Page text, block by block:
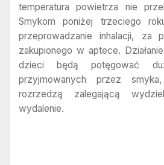
temperatura powietrza nie
Smykom poniżej trzeciego
przeprowadzanie inhalacji, za
zakupionego w aptece.
dzieci będą potęgować
przyjmowanych przez
rozrzedzą zalegającą
wydalenie.